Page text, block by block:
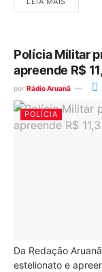
Polícia Militar
apreende R$
por Rádio Aruanã
POLÍCIA
Da Redação
estelionato e